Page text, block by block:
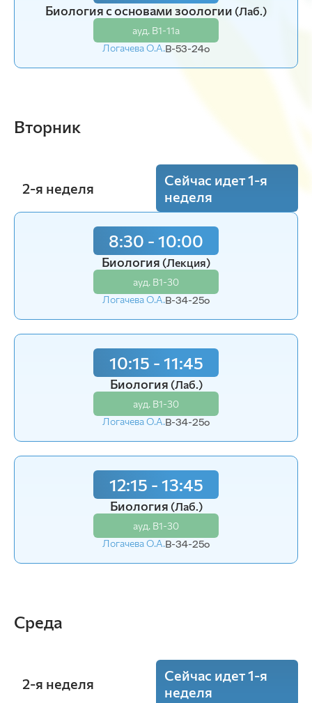
Биология с основами зоологии (Лаб.)
ауд. В1-11а
Логачева О.А.В-53-24o
Вторник
2-я неделя
Сейчас идет 1-я
неделя
8:30 - 10:00
Биология (Лекция)
ауд. В1-30
Логачева О.А.В-34-25o
10:15 - 11:45
Биология (Лаб.)
ауд. В1-30
Логачева О.А.В-34-25o
12:15 - 13:45
Биология (Лаб.)
ауд. В1-30
Логачева О.А.В-34-25o
12:15 - 13:45
Общая биология(Лекция)
ауд. В1-11а
Логачева О.А.В-32-25o
14:00 - 15:30
Общая биология
ауд. В1-11а
Логачева О.А.В-32-25o
Среда
2-я неделя
Сейчас идет 1-я
неделя